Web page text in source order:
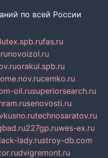
по всей России
fas.ru
novoizol.ru
orakul.spb.ru
cemko.ru
oil.rusuperiorsearch.ru
senovosti.ru
technosaratov.ru
227gp.ruwes-ex.ru
lady.rustroy-db.com
dvigremont.ru